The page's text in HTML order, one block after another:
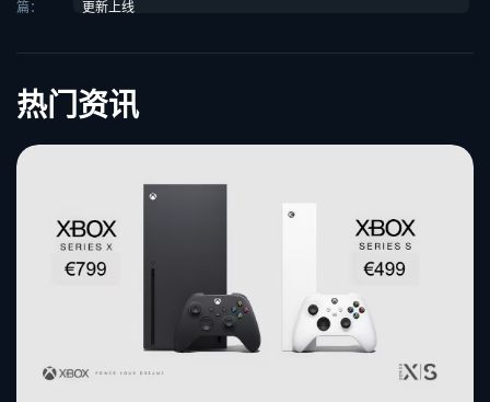
篇：
更新上线
热门资讯